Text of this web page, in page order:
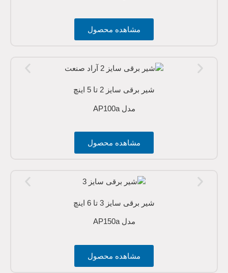
مشاهده محصول
شیر برقی سایز 2 تا 5 اینچ
مدل AP100a
مشاهده محصول
شیر برقی سایز 3 تا 6 اینچ
مدل AP150a
مشاهده محصول